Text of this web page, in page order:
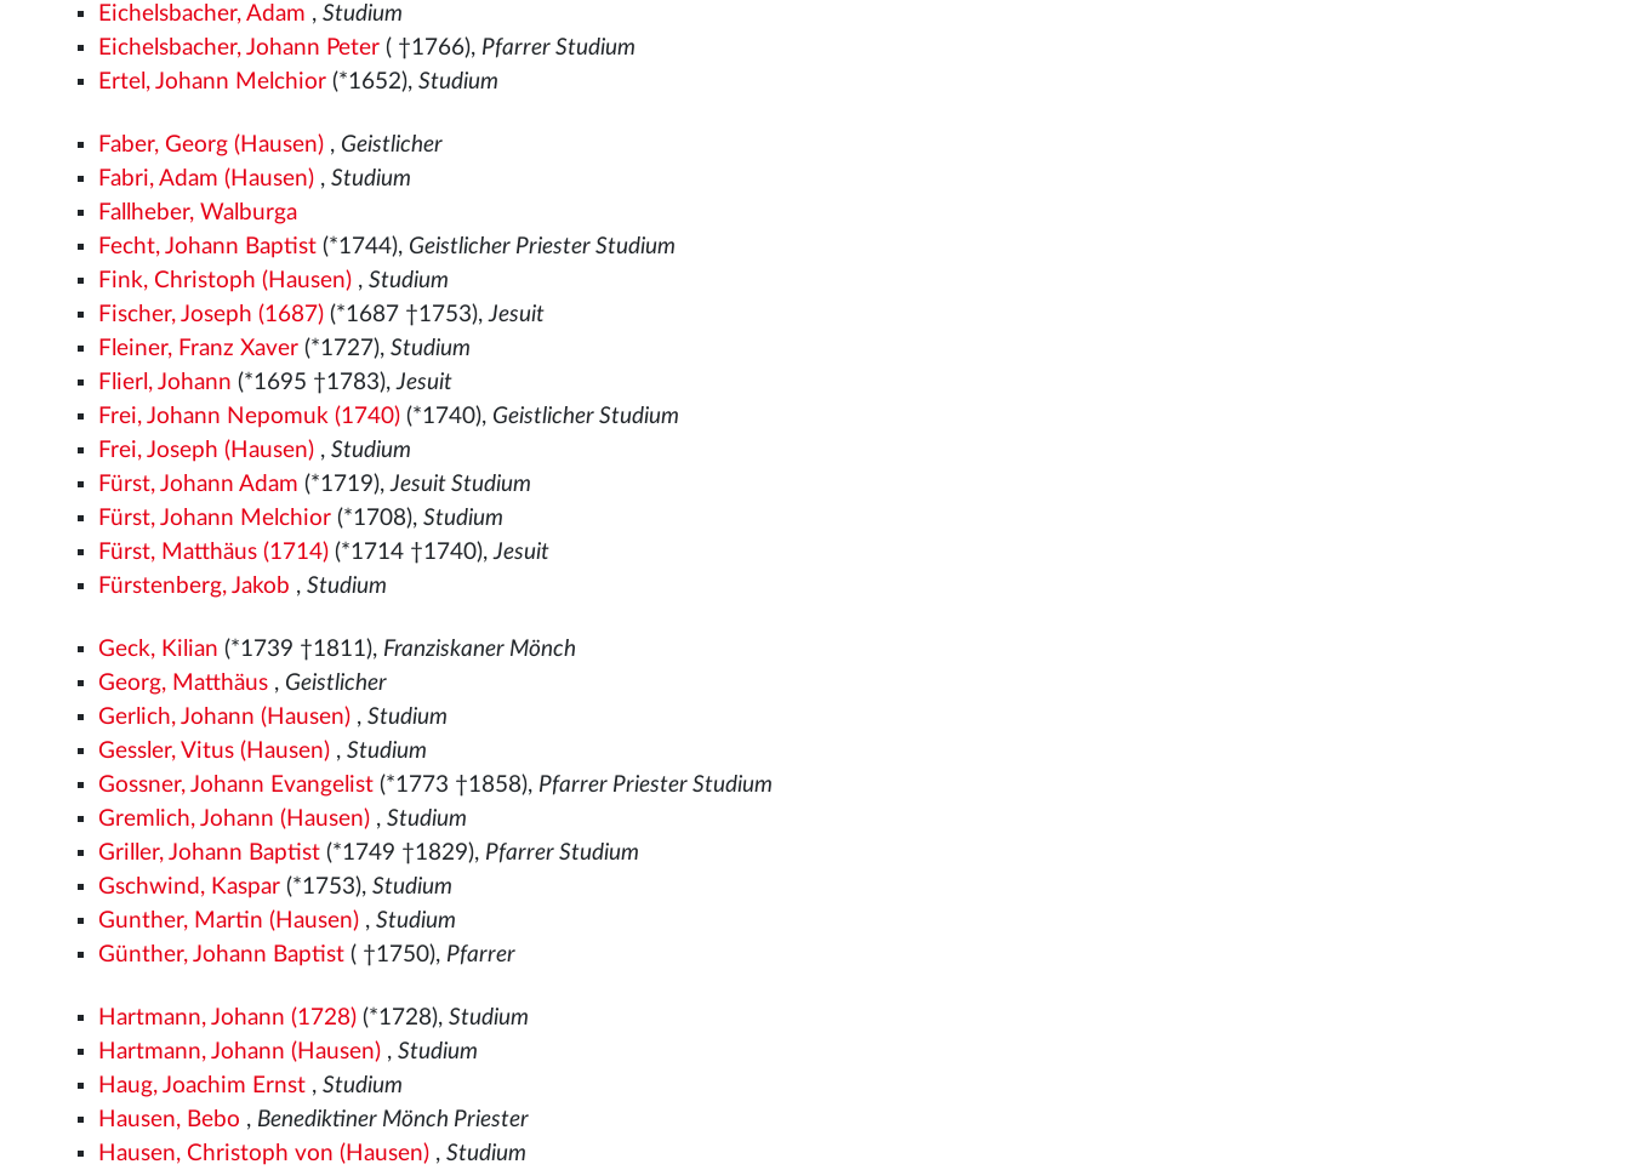
Eichelsbacher, Adam ,Studium
Eichelsbacher, Johann Peter ( †1766), Pfarrer Studium
Ertel, Johann Melchior (*1652),Studium
Faber, Georg (Hausen) , Geistlicher
Fabri, Adam (Hausen) ,Studium
Fallheber, Walburga
Fecht, Johann Baptist (*1744), Geistlicher Priester Studium
Fink, Christoph (Hausen) ,Studium
Fischer, Joseph (1687) (*1687 †1753),Jesuit
Fleiner, Franz Xaver (*1727),Studium
Flierl, Johann (*1695 †1783),Jesuit
Frei, Johann Nepomuk (1740) (*1740), Geistlicher Studium
Frei, Joseph (Hausen) ,Studium
Fürst, Johann Adam (*1719),Jesuit Studium
Fürst, Johann Melchior (*1708),Studium
Fürst, Matthäus (1714) (*1714 †1740),Jesuit
Fürstenberg, Jakob ,Studium
Geck, Kilian (*1739 †1811), Franziskaner Mönch
Georg, Matthäus , Geistlicher
Gerlich, Johann (Hausen) ,Studium
Gessler, Vitus (Hausen) ,Studium
Gossner, Johann Evangelist (*1773 †1858), Pfarrer Priester Studium
Gremlich, Johann (Hausen) ,Studium
Griller, Johann Baptist (*1749 †1829), Pfarrer Studium
Gschwind, Kaspar (*1753),Studium
Gunther, Martin (Hausen) ,Studium
Günther, Johann Baptist ( †1750), Pfarrer
Hartmann, Johann (1728) (*1728),Studium
Hartmann, Johann (Hausen) ,Studium
Haug, Joachim Ernst ,Studium
Hausen, Bebo , Benediktiner Mönch Priester
Hausen, Christoph von (Hausen) ,Studium